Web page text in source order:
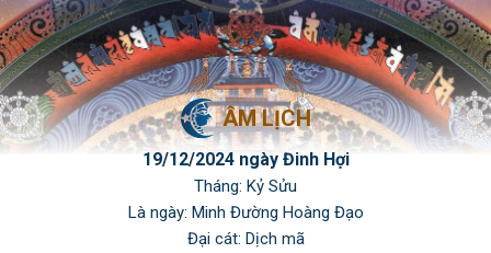
ÂM LỊCH
19/12/2024 ngày Đinh Hợi
Tháng: Kỷ Sửu
Là ngày: Minh Đường Hoàng Đạo
Đại cát: Dịch mã